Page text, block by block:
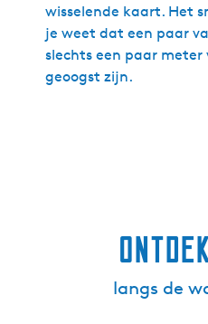
wisselende kaart. Het
je weet dat een paar
slechts een paar
geoogst zijn.
langs de